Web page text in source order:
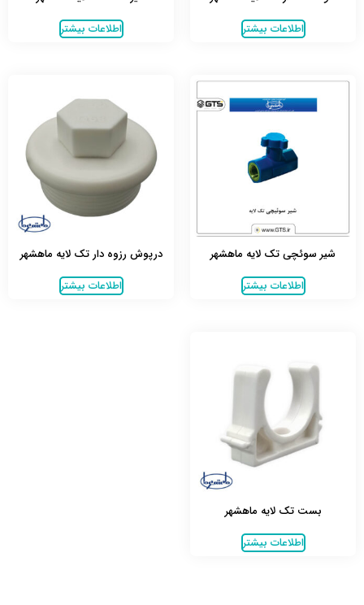
اطلاعات بیشتر
اطلاعات بیشتر
شیر سوئچی تک لایه ماهشهر
اطلاعات بیشتر
درپوش رزوه دار تک لایه ماهشهر
اطلاعات بیشتر
بست تک لایه ماهشهر
اطلاعات بیشتر